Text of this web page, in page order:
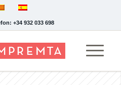
+34 932 033 698